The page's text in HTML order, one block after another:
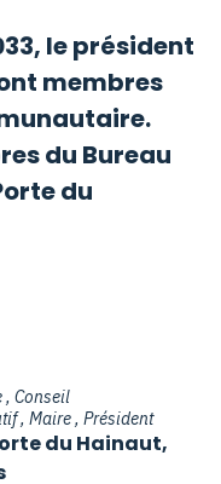
le président
membres
du Bureau
du
Conseil
, Maire , Président
du Hainaut,